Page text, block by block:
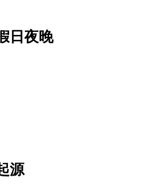
日夜晚
源